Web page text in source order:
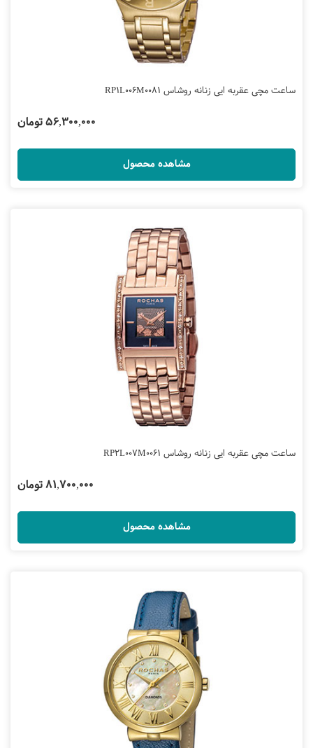
ساعت مچی عقربه ایی زنانه روشاس RP1L006M0081
56,300,000 تومان
مشاهده محصول
ساعت مچی عقربه ایی زنانه روشاس RP2L007M0061
81,700,000 تومان
مشاهده محصول